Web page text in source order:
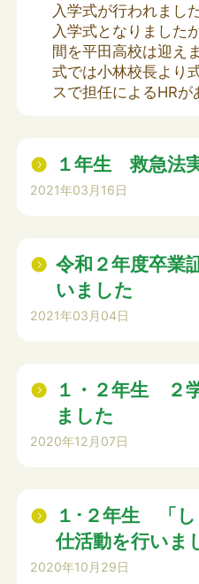
入学式が行われまし
入学式となりました
間を平田高校は迎え
式では小林校長より
スで担任によるHRが
１年生 救急法
2021年03月16日
令和２年度卒業
いました
2021年03月04日
１・２年生 ２
ました
2020年12月07日
１･２年生 「
仕活動を行いま
2020年10月29日